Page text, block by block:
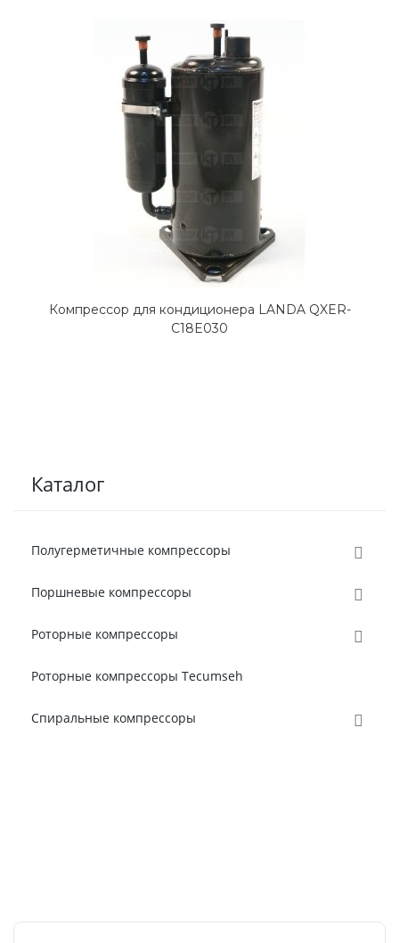
Компрессор для кондиционера LANDA QXER-
C18E030
Каталог
Полугерметичные компрессоры
Поршневые компрессоры
Роторные компрессоры
Роторные компрессоры Tecumseh
Спиральные компрессоры